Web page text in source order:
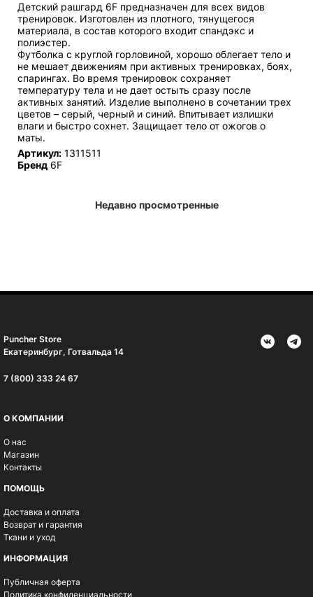
Детский рашгард 6F предназначен для всех видов
тренировок. Изготовлен из плотного, тянущегося
материала, в состав которого входит спандэкс и
полиэстер.
Футболка с круглой горловиной, хорошо облегает тело и
не мешает движениям при активных тренировках, боях,
спарингах. Во время тренировок сохраняет
температуру тела и не дает остыть сразу после
активных занятий. Изделие выполнено в сочетании трех
цветов – серый, черный и синий. Впитывает излишки
влаги и быстро сохнет. Защищает тело от ожогов о
маты.
Артикул: 1311511
Бренд 6F
Недавно просмотренные
Puncher Store
Екатеринбург, Готвальда 14
7 (800) 333 24 67
О КОМПАНИИ
О нас
Магазин
Контакты
ПОМОЩЬ
Доставка и оплата
Возврат и гарантия
Ткани и уход
ИНФОРМАЦИЯ
Публичная оферта
Политика конфиденциальности